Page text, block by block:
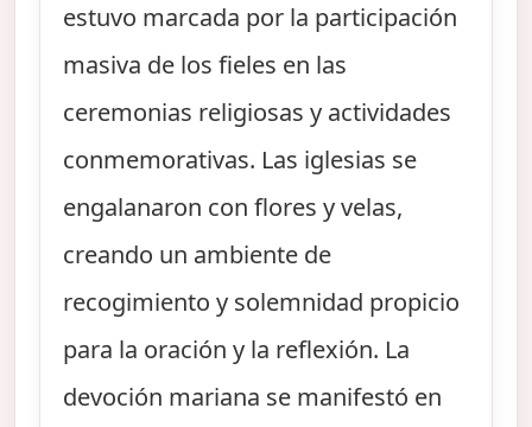
estuvo marcada por la participación
masiva de los fieles en las
ceremonias religiosas y actividades
conmemorativas. Las iglesias se
engalanaron con flores y velas,
creando un ambiente de
recogimiento y solemnidad propicio
para la oración y la reflexión. La
devoción mariana se manifestó en